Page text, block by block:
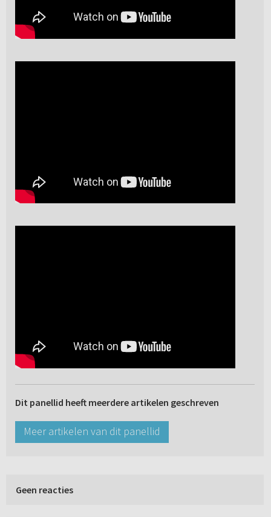
Dit panellid heeft meerdere artikelen geschreven
Meer artikelen van dit panellid
Geen reacties